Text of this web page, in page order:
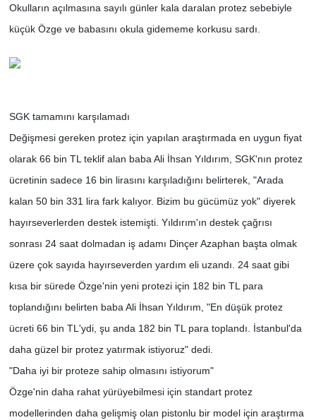
Okulların açılmasına sayılı günler kala daralan protez sebebiyle
küçük Özge ve babasını okula gidememe korkusu sardı.
SGK tamamını karşılamadı
Değişmesi gereken protez için yapılan araştırmada en uygun fiyat
olarak 66 bin TL teklif alan baba Ali İhsan Yıldırım, SGK'nın protez
ücretinin sadece 16 bin lirasını karşıladığını belirterek, "Arada
kalan 50 bin 331 lira fark kalıyor. Bizim bu gücümüz yok" diyerek
hayırseverlerden destek istemişti. Yıldırım'ın destek çağrısı
sonrası 24 saat dolmadan iş adamı Dinçer Azaphan başta olmak
üzere çok sayıda hayırseverden yardım eli uzandı. 24 saat gibi
kısa bir sürede Özge'nin yeni protezi için 182 bin TL para
toplandığını belirten baba Ali İhsan Yıldırım, "En düşük protez
ücreti 66 bin TL'ydi, şu anda 182 bin TL para toplandı. İstanbul'da
daha güzel bir protez yatırmak istiyoruz" dedi.
"Daha iyi bir proteze sahip olmasını istiyorum"
Özge'nin daha rahat yürüyebilmesi için standart protez
modellerinden daha gelişmiş olan pistonlu bir model için araştırma